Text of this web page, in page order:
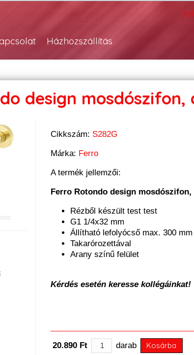
Házhozszállítás
design mosdószifon,
Cikkszám: S282G
Márka: Ferro
A termék jellemzői:
Ferro Rotondo design mosdószifon,
Rézből készült test test
G1 1/4x32 mm
Állítható lefolyócső max. 300 mm
Takarórozettával
Arany színű felület
Kérdés esetén keresse kollégáinkat!
20.890 Ft darab Kosárba